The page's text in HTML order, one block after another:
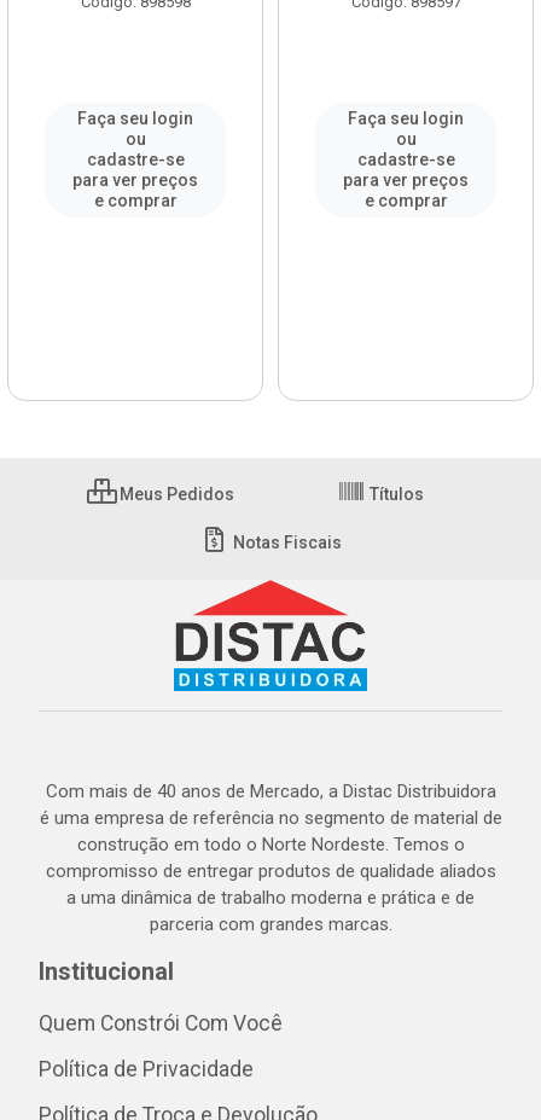
Faça seu login
ou
cadastre-se
para ver preços
e comprar
Faça seu login
ou
cadastre-se
para ver preços
e comprar
Meus Pedidos Títulos
Notas Fiscais
Com mais de 40 anos de Mercado, a Distac Distribuidora
é uma empresa de referência no segmento de material de
construção em todo o Norte Nordeste. Temos o
compromisso de entregar produtos de qualidade aliados
a uma dinâmica de trabalho moderna e prática e de
parceria com grandes marcas.
Institucional
Quem Constrói Com Você
Política de Privacidade
Política de Troca e Devolução